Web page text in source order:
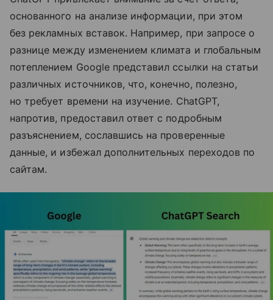
основанного на анализе информации, при этом
без рекламных вставок. Например, при запросе о
разнице между изменением климата и глобальным
потеплением Google представил ссылки на статьи
различных источников, что, конечно, полезно,
но требует времени на изучение. ChatGPT,
напротив, предоставил ответ с подробным
разъяснением, сославшись на проверенные
данные, и избежал дополнительных переходов по
сайтам.